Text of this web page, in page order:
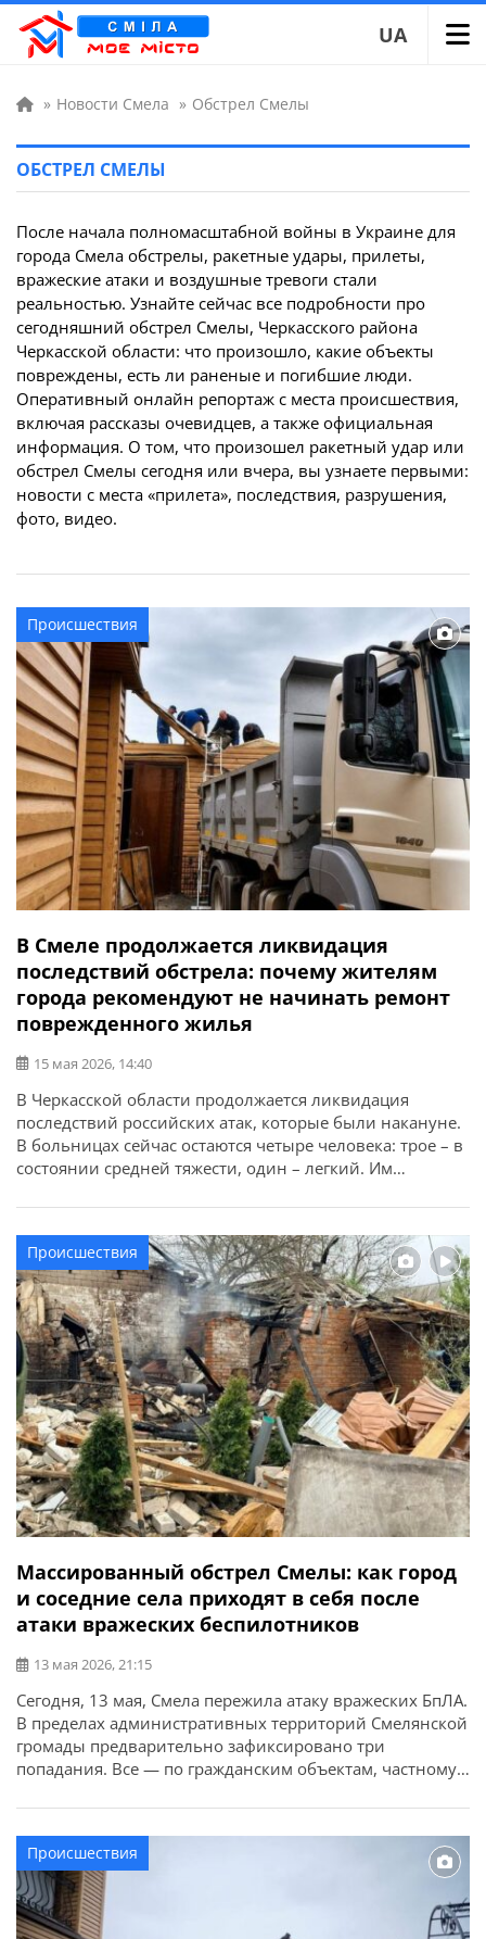
UA
» Новости Смела » Обстрел Смелы
ОБСТРЕЛ СМЕЛЫ
После начала полномасштабной войны в Украине для
города Смела обстрелы, ракетные удары, прилеты,
вражеские атаки и воздушные тревоги стали
реальностью. Узнайте сейчас все подробности про
сегодняшний обстрел Смелы, Черкасского района
Черкасской области: что произошло, какие объекты
повреждены, есть ли раненые и погибшие люди.
Оперативный онлайн репортаж с места происшествия,
включая рассказы очевидцев, а также официальная
информация. О том, что произошел ракетный удар или
обстрел Смелы сегодня или вчера, вы узнаете первыми:
новости с места «прилета», последствия, разрушения,
фото, видео.
Происшествия
В Смеле продолжается ликвидация
последствий обстрела: почему жителям
города рекомендуют не начинать ремонт
поврежденного жилья
15 мая 2026, 14:40
В Черкасской области продолжается ликвидация
последствий российских атак, которые были накануне.
В больницах сейчас остаются четыре человека: трое – в
состоянии средней тяжести, один – легкий. Им
сообщает начальник Черкасской ОВА Игорь Табурец. В
Смелянской громаде работает штаб по ликвидации
последствий чрезвычайной ситуации. Через
председателей квартальных комитетов принимают
заявления […]
Происшествия
Массированный обстрел Смелы: как город
и соседние села приходят в себя после
атаки вражеских беспилотников
13 мая 2026, 21:15
Сегодня, 13 мая, Смела пережила атаку вражеских БпЛА.
В пределах административных территорий Смелянской
громады предварительно зафиксировано три
попадания. Все — по гражданским объектам, частному
Смелянский городской совет. На одной локации
вражеский БпЛА попал в дерево между частными
домами. Имеются повреждения домовладений и
близлежащей территории. Еще на одной локации — […]
Происшествия